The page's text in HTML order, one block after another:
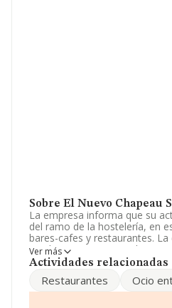
Sobre El Nuevo Chapeau
La empresa informa que su
del ramo de la hostelería, en
bares-cafes y restaurantes.
en el Registro Mercantil como
Clasifica su actividad CNAE
importación y/o exportación.
Ver más
Actividades relacionadas
Restaurantes Ocio